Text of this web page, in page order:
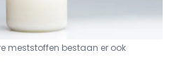
meststoffen bestaan er ook